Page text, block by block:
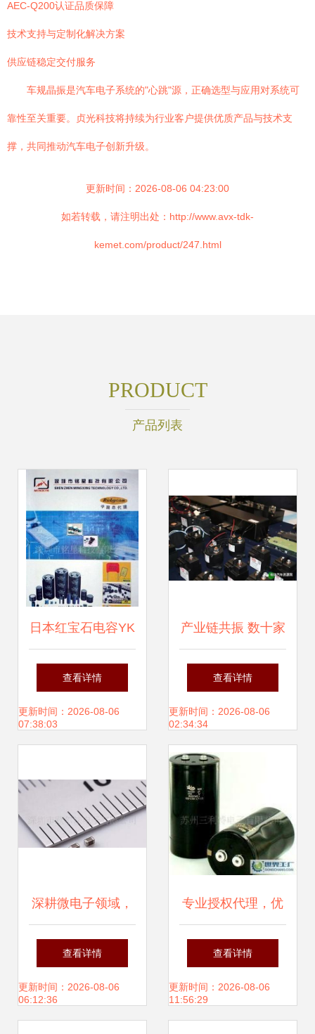
AEC-Q200认证品质保障
技术支持与定制化解决方案
供应链稳定交付服务
车规晶振是汽车电子系统的"心跳"源，正确选型与应用对系统可
靠性至关重要。贞光科技将持续为行业客户提供优质产品与技术支
撑，共同推动汽车电子创新升级。
更新时间：2026-08-06 04:23:00
如若转载，请注明出处：http://www.avx-tdk-
kemet.com/product/247.html
PRODUCT
产品列表
日本红宝石电容YK
与YXA系列标准品
——专业电子元器
查看详情
更新时间：2026-08-06
07:38:03
产业链共振 数十家
零部件企业齐聚，
共绘新能源汽车技
术创新蓝图
查看详情
更新时间：2026-08-06
02:34:34
深耕微电子领域，
打造高效供应链 世
界最小尺寸高容量
查看详情
更新时间：2026-08-06
06:12:36
专业授权代理，优
质电容器供应 解读
MEA100μF400V-
查看详情
更新时间：2026-08-06
11:56:29